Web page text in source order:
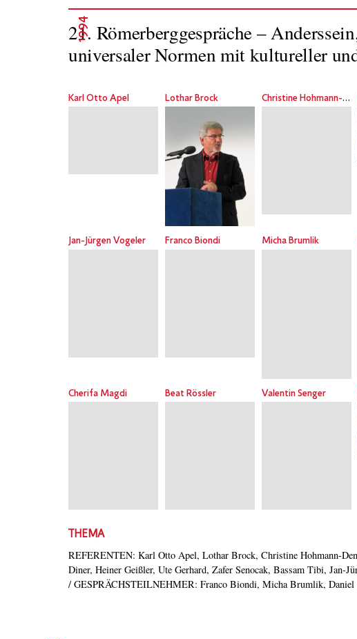
1994
21. Römerberggespräche –
universaler Normen mit kultureller
Karl Otto Apel Lothar Brock Christine Hohmann-Dennhardt
Jan-Jürgen Vogeler Franco Biondi Micha Brumlik
Cherifa Magdi Beat Rössler Valentin Senger
THEMA
REFERENTEN: Karl Otto Apel, Lothar Brock, Christine Hohmann-
Diner, Heiner Geißler, Ute Gerhard, Zafer Senocak, Bassam Tibi, Jan-
/ GESPRÄCHSTEILNEHMER: Franco Biondi, Micha Brumlik, Daniel
Bendit, Helmut Dubiel, Marianne Gruber, Luc Jochimsen, Cherifa